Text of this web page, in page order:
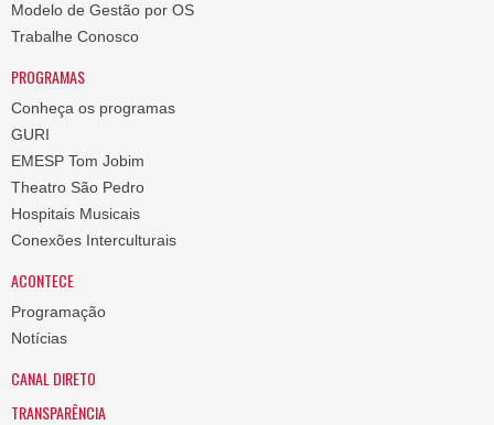
Modelo de Gestão por OS
Trabalhe Conosco
PROGRAMAS
Conheça os programas
GURI
EMESP Tom Jobim
Theatro São Pedro
Hospitais Musicais
Conexões Interculturais
ACONTECE
Programação
Notícias
CANAL DIRETO
TRANSPARÊNCIA